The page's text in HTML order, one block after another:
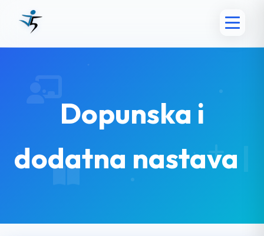
Dopunska i
dodatna nastava